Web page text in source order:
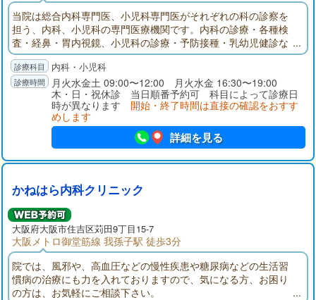
当院は総合内科専門医、小児科専門医がそれぞれの科の診察を
担う、内科、小児科の専門医療機関です。内科の診療・各種検
査・経鼻・胃内視鏡、小児科の診療・予防接種・乳幼児健診な
どを行っています。乳幼児から高齢者まで、全ての世代の皆さ
まに良質な医療を提供いたします。
内科・小児科
月火水金土 09:00〜12:00 月火水金 16:30〜19:00
木・日・祝休診 当日順番予約可 科目によって診療日
時が異なります 開始・終了時間は直接の確認をおすす
めします
詳細を見る
かねはら内科クリニック
大阪府大阪市住吉区苅田9丁目15-7
大阪メトロ御堂筋線 我孫子駅 徒歩3分
院では、風邪や、高血圧などの慢性疾患や糖尿病などの生活習
慣病の治療にも力を入れておりますので、気になる方、お困り
の方は、お気軽にご相談下さい。